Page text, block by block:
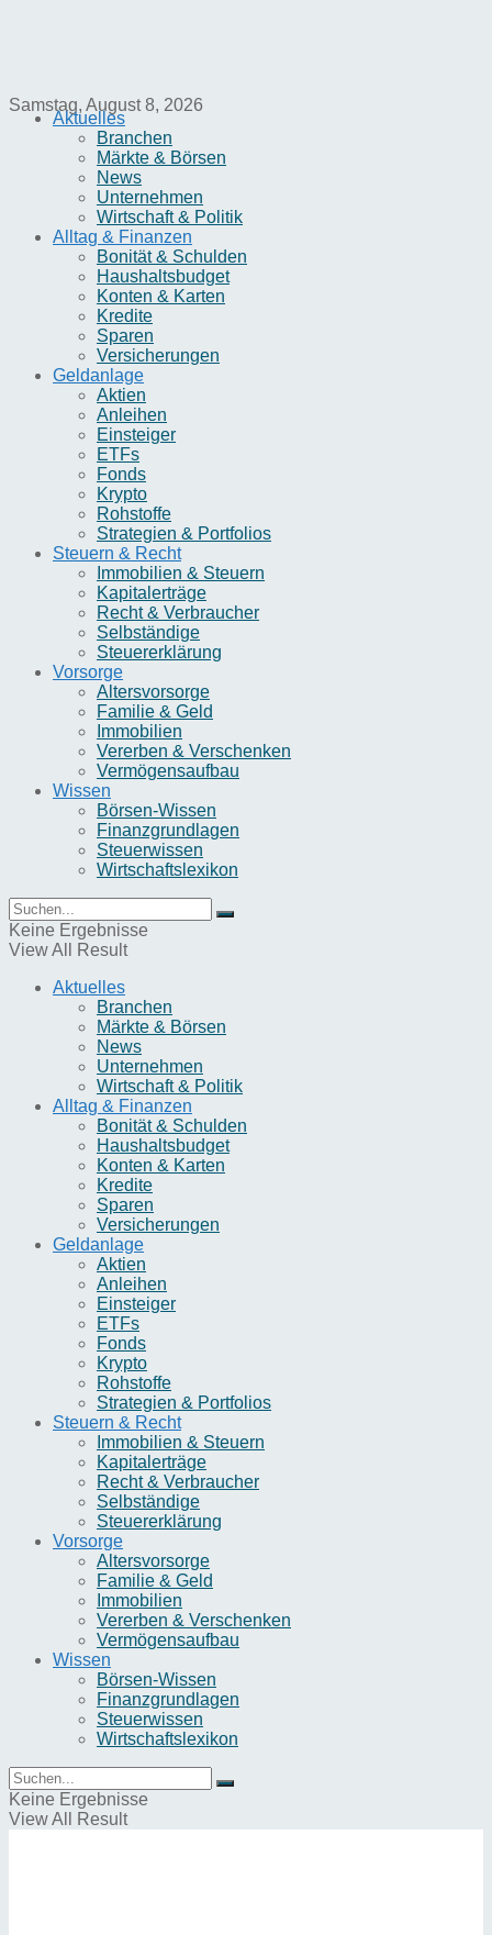
Samstag, August 8, 2026
Aktuelles
Branchen
Märkte & Börsen
News
Unternehmen
Wirtschaft & Politik
Alltag & Finanzen
Bonität & Schulden
Haushaltsbudget
Konten & Karten
Kredite
Sparen
Versicherungen
Geldanlage
Aktien
Anleihen
Einsteiger
ETFs
Fonds
Krypto
Rohstoffe
Strategien & Portfolios
Steuern & Recht
Immobilien & Steuern
Kapitalerträge
Recht & Verbraucher
Selbständige
Steuererklärung
Vorsorge
Altersvorsorge
Familie & Geld
Immobilien
Vererben & Verschenken
Vermögensaufbau
Wissen
Börsen-Wissen
Finanzgrundlagen
Steuerwissen
Wirtschaftslexikon
Keine Ergebnisse
View All Result
Aktuelles
Branchen
Märkte & Börsen
News
Unternehmen
Wirtschaft & Politik
Alltag & Finanzen
Bonität & Schulden
Haushaltsbudget
Konten & Karten
Kredite
Sparen
Versicherungen
Geldanlage
Aktien
Anleihen
Einsteiger
ETFs
Fonds
Krypto
Rohstoffe
Strategien & Portfolios
Steuern & Recht
Immobilien & Steuern
Kapitalerträge
Recht & Verbraucher
Selbständige
Steuererklärung
Vorsorge
Altersvorsorge
Familie & Geld
Immobilien
Vererben & Verschenken
Vermögensaufbau
Wissen
Börsen-Wissen
Finanzgrundlagen
Steuerwissen
Wirtschaftslexikon
Keine Ergebnisse
View All Result